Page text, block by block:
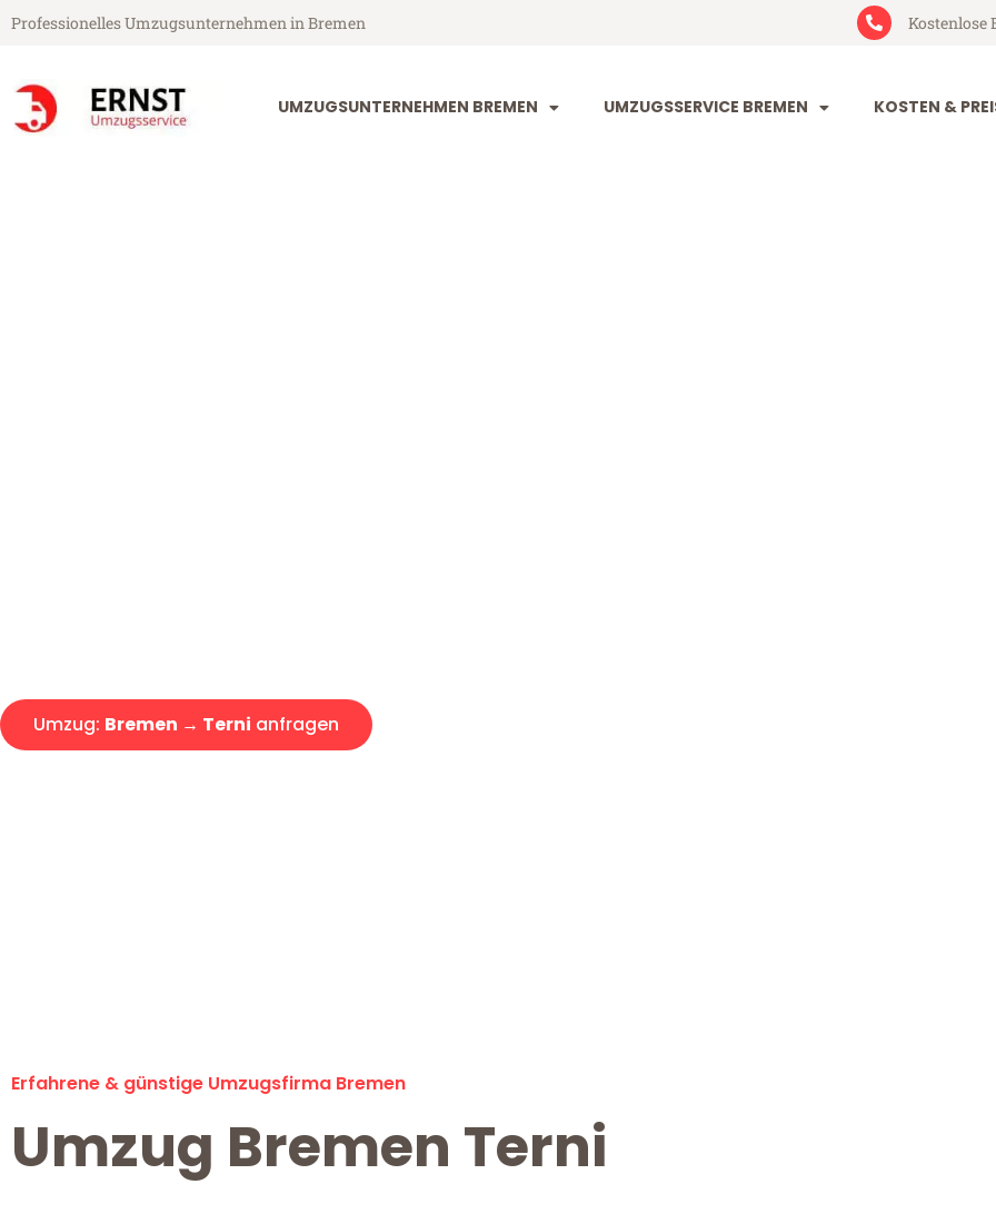
Professionelles Umzugsunternehmen in Bremen Kostenlose
UMZUGSUNTERNEHMEN BREMEN UMZUGSSERVICE BREMEN KOSTEN &
Umzug: Bremen → Terni anfragen
Erfahrene & günstige Umzugsfirma Bremen
Umzug Bremen Terni